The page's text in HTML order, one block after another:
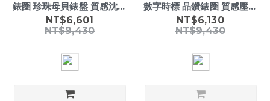
錶圈 珍珠母貝錶盤 質感沈穩
咖皮革 女款腕錶-
NT$6,601
NT$9,430
數字時標 晶鑽錶圈 質感壓紋
神秘黑皮革 女款腕錶
NT$6,130
NT$9,430